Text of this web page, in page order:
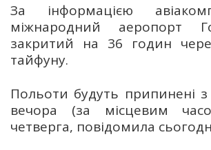
За інформацією
міжнародний аеропорт
закритий на 36 годин
тайфуну.
Польоти будуть припинені
вечора (за місцевим
четверга, повідомила